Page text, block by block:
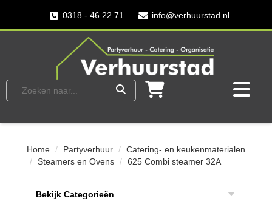
0318 - 46 22 71 info@verhuurstad.nl
Home Partyverhuur
Catering- en keukenmaterialen
Steamers en Ovens
625 Combi steamer 32A
Bekijk Categorieën